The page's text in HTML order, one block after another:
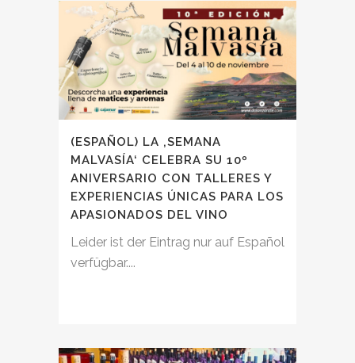
(ESPAÑOL) LA ‚SEMANA
MALVASÍA‘ CELEBRA SU 10º
ANIVERSARIO CON TALLERES Y
EXPERIENCIAS ÚNICAS PARA LOS
APASIONADOS DEL VINO
Leider ist der Eintrag nur auf Español
verfügbar....